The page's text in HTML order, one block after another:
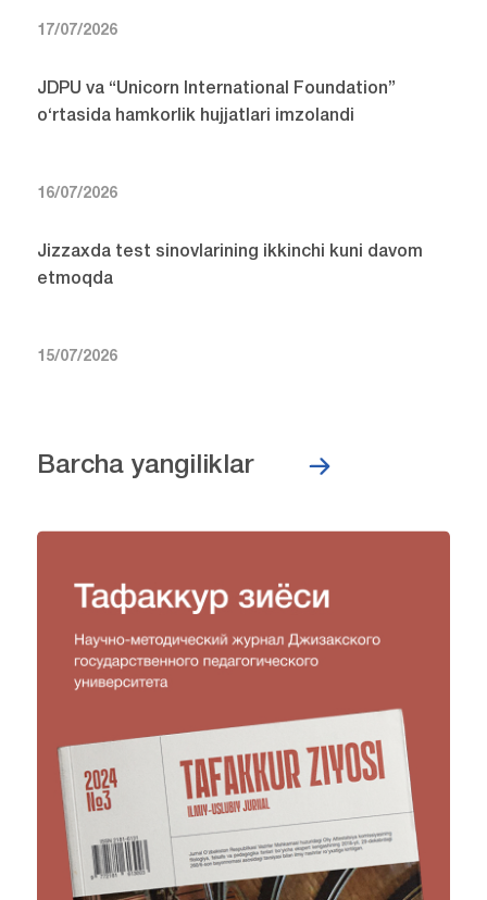
17/07/2026
JDPU va “Unicorn International Foundation”
o‘rtasida hamkorlik hujjatlari imzolandi
16/07/2026
Jizzaxda test sinovlarining ikkinchi kuni davom
etmoqda
15/07/2026
Barcha yangiliklar